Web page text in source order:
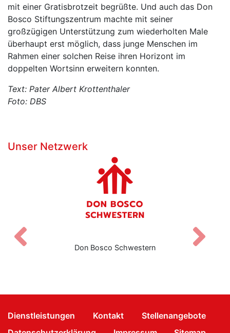
mit einer Gratisbrotzeit begrüßte. Und auch das Don
Bosco Stiftungszentrum machte mit seiner
großzügigen Unterstützung zum wiederholten Male
überhaupt erst möglich, dass junge Menschen im
Rahmen einer solchen Reise ihren Horizont im
doppelten Wortsinn erweitern konnten.
Text: Pater Albert Krottenthaler
Foto: DBS
Unser Netzwerk
Don Bosco Schwestern
Zurück
Dienstleistungen Kontakt
Stellenangebote